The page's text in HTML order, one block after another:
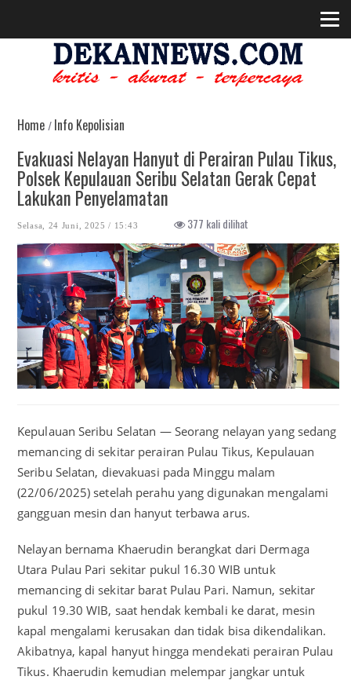
Home/Info Kepolisian
Evakuasi Nelayan Hanyut di Perairan Pulau Tikus,
Polsek Kepulauan Seribu Selatan Gerak Cepat
Lakukan Penyelamatan
Selasa, 24 Juni, 2025 / 15:43 377 kali dilihat
Kepulauan Seribu Selatan — Seorang nelayan yang sedang
memancing di sekitar perairan Pulau Tikus, Kepulauan
Seribu Selatan, dievakuasi pada Minggu malam
(22/06/2025) setelah perahu yang digunakan mengalami
gangguan mesin dan hanyut terbawa arus.
Nelayan bernama Khaerudin berangkat dari Dermaga
Utara Pulau Pari sekitar pukul 16.30 WIB untuk
memancing di sekitar barat Pulau Pari. Namun, sekitar
pukul 19.30 WIB, saat hendak kembali ke darat, mesin
kapal mengalami kerusakan dan tidak bisa dikendalikan.
Akibatnya, kapal hanyut hingga mendekati perairan Pulau
Tikus. Khaerudin kemudian melempar jangkar untuk